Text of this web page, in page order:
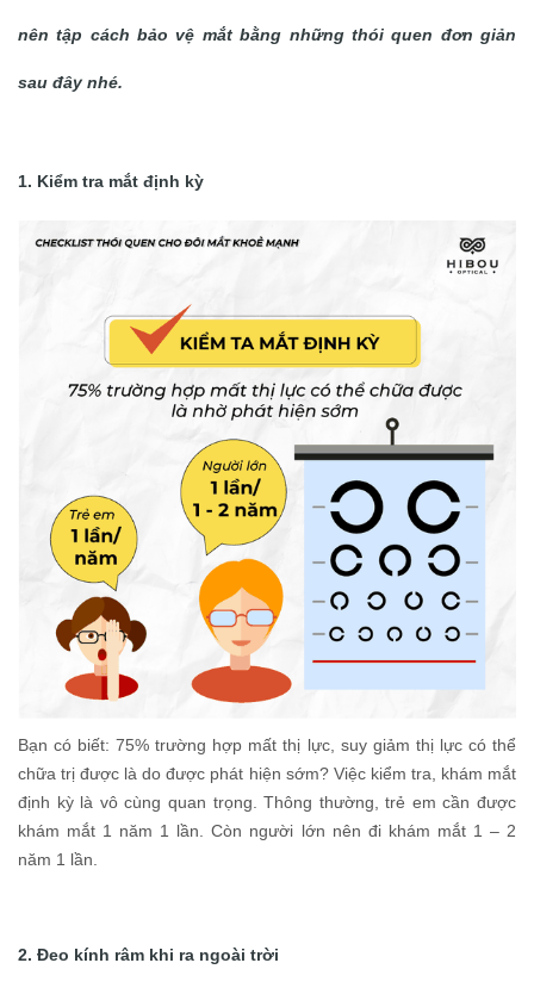
nên tập cách bảo vệ mắt bằng những thói quen đơn giản
sau đây nhé.
1. Kiểm tra mắt định kỳ
Bạn có biết: 75% trường hợp mất thị lực, suy giảm thị lực có thể
chữa trị được là do được phát hiện sớm? Việc kiểm tra, khám mắt
định kỳ là vô cùng quan trọng. Thông thường, trẻ em cần được
khám mắt 1 năm 1 lần. Còn người lớn nên đi khám mắt 1 – 2
năm 1 lần.
2. Đeo kính râm khi ra ngoài trời